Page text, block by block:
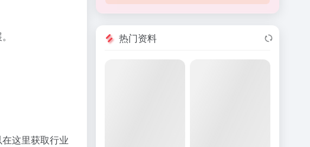
这里获取行业
热门资料